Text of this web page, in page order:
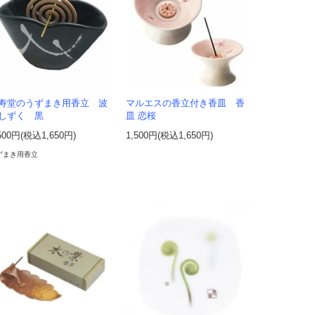
堂のうずまき用香立 波
ずく 黒
円(税込1,650円)
まき用香立
マルエスの香立付き香皿 香
皿 恋桜
1,500円(税込1,650円)